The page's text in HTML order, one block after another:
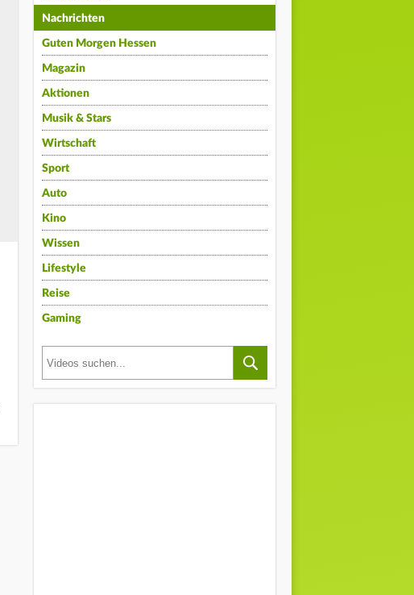
Nachrichten
Guten Morgen Hessen
Magazin
Aktionen
Musik & Stars
Wirtschaft
Sport
Auto
Kino
Wissen
Lifestyle
Reise
Gaming